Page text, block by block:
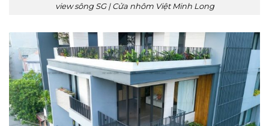
view sông SG | Cửa nhôm Việt Minh Long